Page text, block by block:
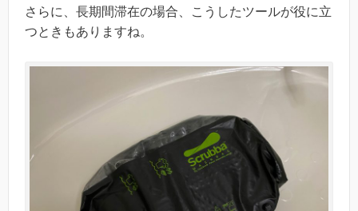
さらに、長期間滞在の場合、こうしたツールが役に立
つときもありますね。